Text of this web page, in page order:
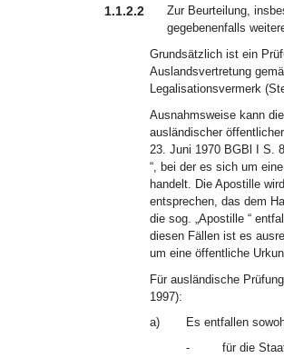
1.1.2.2
Zur Beurteilung,
gegebenenfalls
Grundsätzlich ist ein
Auslandsvertretung
Legalisationsvermerk
Ausnahmsweise kann
ausländischer
23. Juni 1970 BGBl I S.
“, bei der es sich um
handelt. Die Apostille
entsprechen, das dem
die sog. „Apostille “
diesen Fällen ist es
um eine öffentliche
Für ausländische
1997):
a)
Es entfallen
-
für die